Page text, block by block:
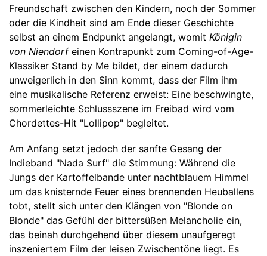
Freundschaft zwischen den Kindern, noch der Sommer
oder die Kindheit sind am Ende dieser Geschichte
selbst an einem Endpunkt angelangt, womit Königin
von Niendorfeinen Kontrapunkt zum Coming-of-Age-
Klassiker Stand by Me bildet, der einem dadurch
unweigerlich in den Sinn kommt, dass der Film ihm
eine musikalische Referenz erweist: Eine beschwingte,
sommerleichte Schlussszene im Freibad wird vom
Chordettes-Hit "Lollipop" begleitet.
Am Anfang setzt jedoch der sanfte Gesang der
Indieband "Nada Surf" die Stimmung: Während die
Jungs der Kartoffelbande unter nachtblauem Himmel
um das knisternde Feuer eines brennenden Heuballens
tobt, stellt sich unter den Klängen von "Blonde on
Blonde" das Gefühl der bittersüßen Melancholie ein,
das beinah durchgehend über diesem unaufgeregt
inszeniertem Film der leisen Zwischentöne liegt. Es